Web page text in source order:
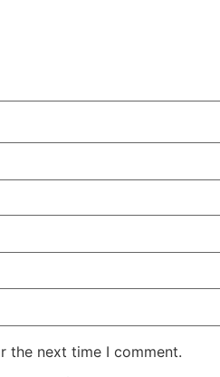
the next time I comment.